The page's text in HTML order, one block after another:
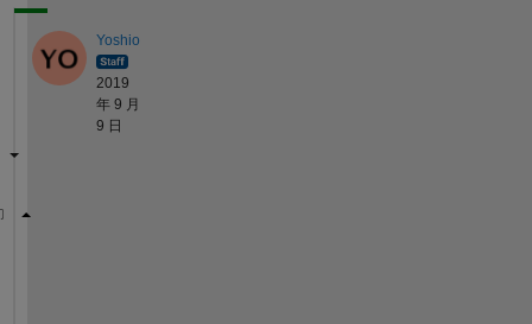
Yoshio
2019
年 9 月
9 日